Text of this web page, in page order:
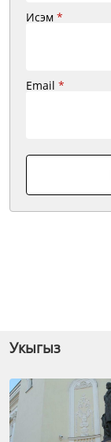
Исэм *
Email *
Укыгыз